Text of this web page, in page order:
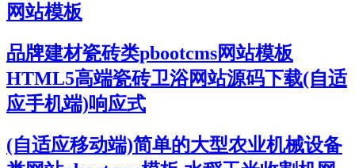
网站模板
品牌建材瓷砖类pbootcms网站模板
HTML5高端瓷砖卫浴网站源码下载(自适
应手机端)响应式
(自适应移动端)简单的大型农业机械设备